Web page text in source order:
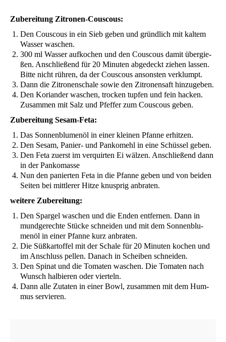
Zube­rei­tung Zitronen-Couscous:
Den Cous­cous in ein Sieb geben und gründ­lich mit kal­tem
Was­ser waschen.
300 ml Was­ser auf­ko­chen und den Cous­cous damit über­gie­
ßen. Anschlie­ßend für 20 Minu­ten abge­deckt zie­hen las­sen.
Bit­te nicht rüh­ren, da der Cous­cous ansons­ten verklumpt.
Dann die Zitro­nen­scha­le sowie den Zitro­nen­saft hinzugeben.
Den Kori­an­der waschen, tro­cken tup­fen und fein hacken.
Zusam­men mit Salz und Pfef­fer zum Cous­cous geben.
Zube­rei­tung Sesam-Feta:
Das Son­nen­blu­men­öl in einer klei­nen Pfan­ne erhitzen.
Den Sesam, Panier- und Pan­ko­mehl in eine Schüs­sel geben.
Den Feta zuerst im ver­quir­ten Ei wäl­zen. Anschlie­ßend dann
in der Pankomasse
Nun den panier­ten Feta in die Pfan­ne geben und von bei­den
Sei­ten bei mitt­le­rer Hit­ze knusp­rig anbraten.
wei­te­re Zubereitung:
Den Spar­gel waschen und die Enden ent­fer­nen. Dann in
mund­ge­rech­te Stü­cke schnei­den und mit dem Son­nen­blu­
men­öl in einer Pfan­ne kurz anbraten.
Die Süß­kar­tof­fel mit der Scha­le für 20 Minu­ten kochen und
im Anschluss pel­len. Danach in Schei­ben schneiden.
Den Spi­nat und die Toma­ten waschen. Die Toma­ten nach
Wunsch hal­bie­ren oder vierteln.
Dann alle Zuta­ten in einer Bowl, zusam­men mit dem Hum­
mus servieren.